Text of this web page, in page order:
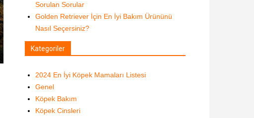
Sorulan Sorular
Golden Retriever İçin En İyi Bakım Ürününü
Nasıl Seçersiniz?
Kategoriler
2024 En İyi Köpek Mamaları Listesi
Genel
Köpek Bakım
Köpek Cinsleri